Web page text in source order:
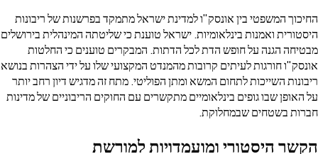
החיכוך המשפטי בין אונסק"ו למדינת ישראל מתמקד בפרשנות של ריבונות
היסטורית ואמנות בינלאומיות. ישראל טוענת כי שליטתה המינהלית בירושלים
מבטיחה הגנה על חופש הדת לכל הדתות. המבקרים טוענים כי החלטות
אונסק"ו חורגות לעיתים קרובות מהמנדט המקצועי שלו על ידי הצהרות בנושא
ריבונות השייכות לתחום המשא ומתן הפוליטי. מתח זה מדגיש דיון רחב יותר
על האופן שבו גופים בינלאומיים מתקשרים עם החוקים הריבוניים של מדינות
חברות בשטחים שבמחלוקת.
הקשר היסטורי ומועמדויות למורשת